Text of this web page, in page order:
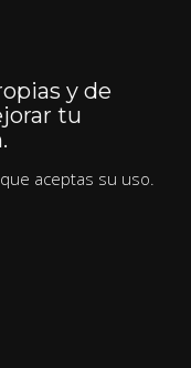
y de
tu
aceptas su uso.